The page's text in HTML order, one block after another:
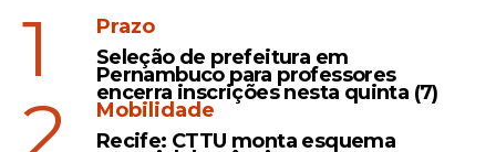
1
Prazo
Seleção de prefeitura em
Pernambuco para professores
encerra inscrições nesta quinta (7)
2
Mobilidade
Recife: CTTU monta esquema